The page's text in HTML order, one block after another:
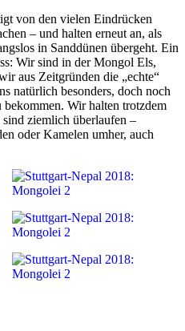
von den vielen Eindrücken
– und halten erneut an, als
in Sanddünen übergeht. Ein
Wir sind in der Mongol Els,
aus Zeitgründen die „echte“
natürlich besonders, doch noch
Wir halten trotzdem
ziemlich überlaufen –
oder Kamelen umher, auch